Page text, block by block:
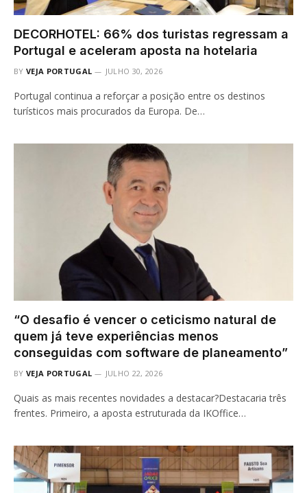
DECORHOTEL: 66% dos turistas regressam a
Portugal e aceleram aposta na hotelaria
BY VEJA PORTUGAL JULHO 30, 2026
Portugal continua a reforçar a posição entre os destinos
turísticos mais procurados da Europa. De…
“O desafio é vencer o ceticismo natural de
quem já teve experiências menos
conseguidas com software de planeamento”
BY VEJA PORTUGAL JULHO 22, 2026
Quais as mais recentes novidades a destacar?Destacaria três
frentes. Primeiro, a aposta estruturada da IKOffice…